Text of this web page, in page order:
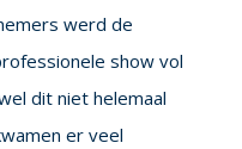
werd de
show vol
dit niet helemaal
er veel